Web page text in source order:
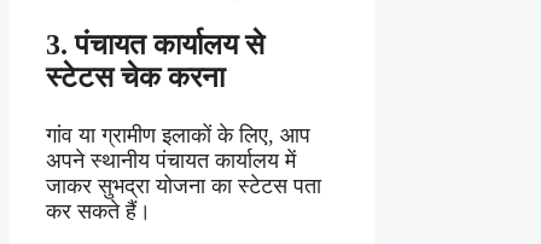
3.पंचायत कार्यालय से
स्टेटस चेक करना
गांव या ग्रामीण इलाकों के लिए, आप
अपने स्थानीय पंचायत कार्यालय में
जाकर सुभद्रा योजना का स्टेटस पता
कर सकते हैं।